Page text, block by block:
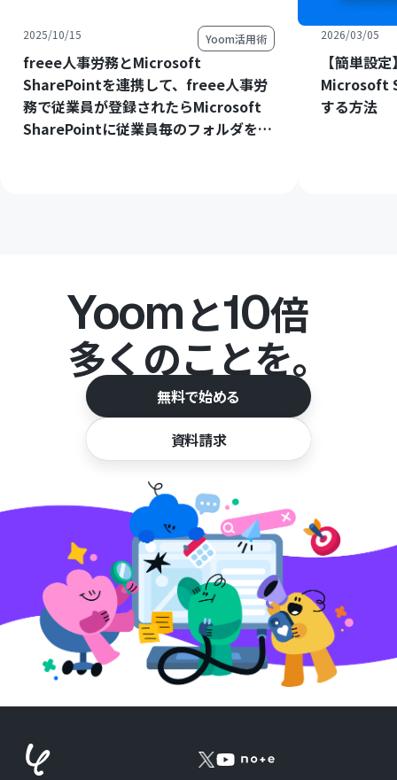
2025/10/15 Yoom活用術
freee人事労務とMicrosoft
SharePointを連携して、freee人事労
務で従業員が登録されたらMicrosoft
SharePointに従業員毎のフォルダを作
2026/03/05
【簡単設
Microsoft
する方法
Yoomと10倍
多くのことを。
無料で始める
資料請求